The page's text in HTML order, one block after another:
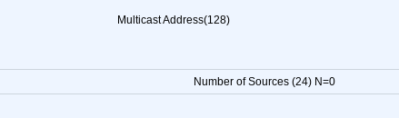
Multicast Address(128)
Number of Sources (24) N=0